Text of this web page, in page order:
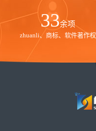
35余项
zhuanli、商标、软件著作权